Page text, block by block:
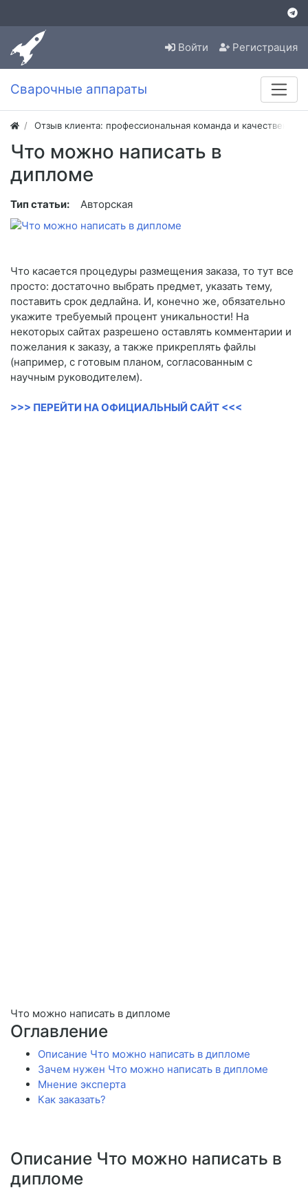
Войти Регистрация
Сварочные аппараты
Отзыв клиента: профессиональная команда и
Что можно написать в
дипломе
Тип статьи: Авторская
Что касается процедуры размещения заказа, то тут все
просто: достаточно выбрать предмет, указать тему,
поставить срок дедлайна. И, конечно же, обязательно
укажите требуемый процент уникальности! На
некоторых сайтах разрешено оставлять комментарии и
пожелания к заказу, а также прикреплять файлы
(например, с готовым планом, согласованным с
научным руководителем).
>>> ПЕРЕЙТИ НА ОФИЦИАЛЬНЫЙ САЙТ <<<
Что можно написать в дипломе
Оглавление
Описание Что можно написать в дипломе
Зачем нужен Что можно написать в дипломе
Мнение эксперта
Как заказать?
Описание Что можно написать в
дипломе